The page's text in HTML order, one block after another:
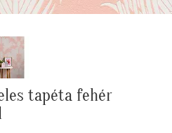
tapéta fehér